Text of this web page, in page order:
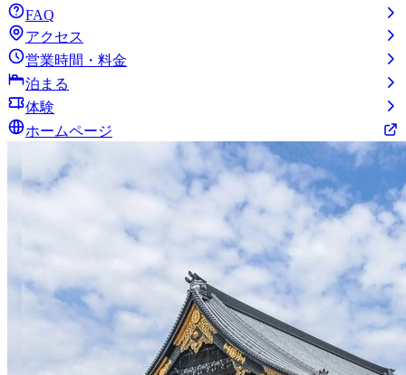
FAQ
アクセス
営業時間・料金
泊まる
体験
ホームページ